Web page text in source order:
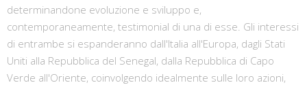
determinandone evoluzione e sviluppo e,
contemporaneamente, testimonial di una di esse. Gli interessi
di entrambe si espanderanno dall'Italia all'Europa, dagli Stati
Uniti alla Repubblica del Senegal, dalla Repubblica di Capo
Verde all'Oriente, coinvolgendo idealmente sulle loro azioni,